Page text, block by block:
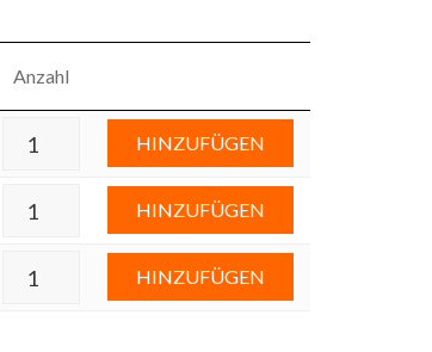
Anzahl
HINZUFÜGEN
HINZUFÜGEN
HINZUFÜGEN